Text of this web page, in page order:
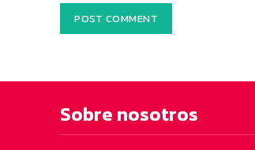
Sobre nosotros